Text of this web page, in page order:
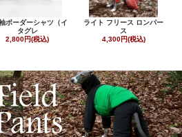
ボーダーシャツ（イ
タグレ
2,800円(税込)
ライト フリース ロンパー
ス
4,300円(税込)